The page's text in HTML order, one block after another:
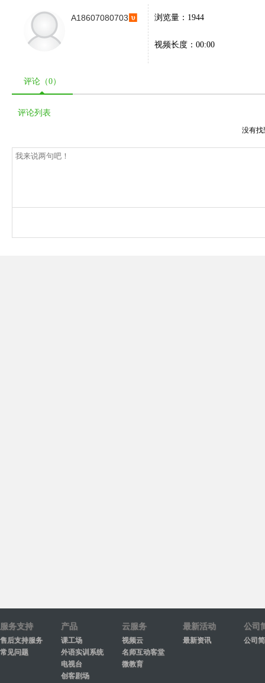
A18607080703 浏览量：1944
视频长度：00:00
评论（0）
评论列表
没有找
服务支持
售后支持服务
常见问题
产品
课工场
外语实训系统
电视台
创客剧场
云服务
视频云
名师互动客堂
微教育
最新活动
最新资讯
公司
公司